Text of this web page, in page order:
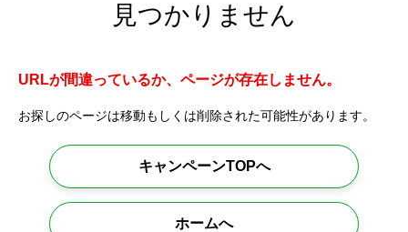
見つかりません
URLが間違っているか、ページが存在しません。
お探しのページは移動もしくは削除された可能性があります。
キャンペーンTOPへ
ホームへ